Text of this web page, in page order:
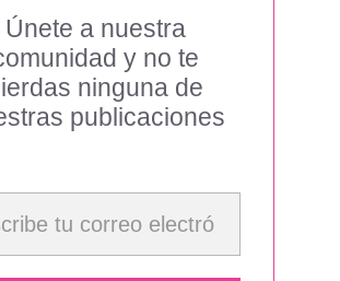
Únete a nuestra
y no te
ninguna de
publicaciones
electrónico…